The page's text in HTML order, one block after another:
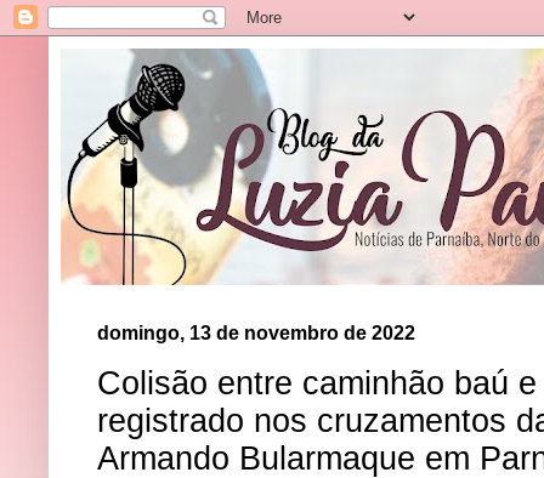
domingo, 13 de novembro de 2022
Colisão entre caminhão baú
registrado nos cruzamentos
Armando Bularmaque em